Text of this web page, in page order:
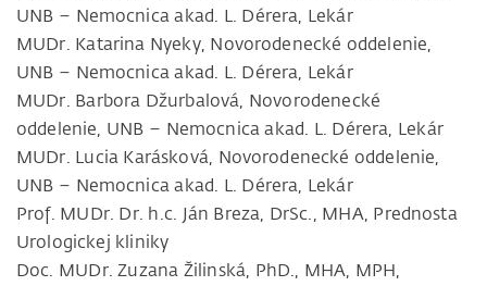
UNB – Nemocnica akad. L. Dérera, Lekár
MUDr. Katarina Nyeky, Novorodenecké oddelenie,
UNB – Nemocnica akad. L. Dérera, Lekár
MUDr. Barbora Džurbalová, Novorodenecké
oddelenie, UNB – Nemocnica akad. L. Dérera, Lekár
MUDr. Lucia Karásková, Novorodenecké oddelenie,
UNB – Nemocnica akad. L. Dérera, Lekár
Prof. MUDr. Dr. h.c. Ján Breza, DrSc., MHA, Prednosta
Urologickej kliniky
Doc. MUDr. Zuzana Žilinská, PhD., MHA, MPH,